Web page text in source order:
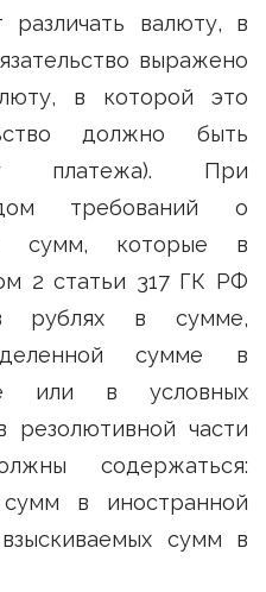
различать валюту, в
выражено
в которой это
должно быть
платежа). При
требований о
сумм, которые в
2 статьи 317 ГК РФ
рублях в сумме,
сумме в
или в условных
резолютивной части
содержаться:
в иностранной
сумм в